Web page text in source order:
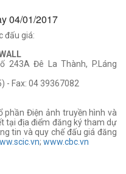
04/01/2017
đấu giá:
243A Đê La Thành, P.Láng
- Fax: 04 39367082
phần Điện ảnh truyền hình và
tại địa điểm đăng ký tham dự
tin và quy chế đấu giá đăng
; www.cbc.vn